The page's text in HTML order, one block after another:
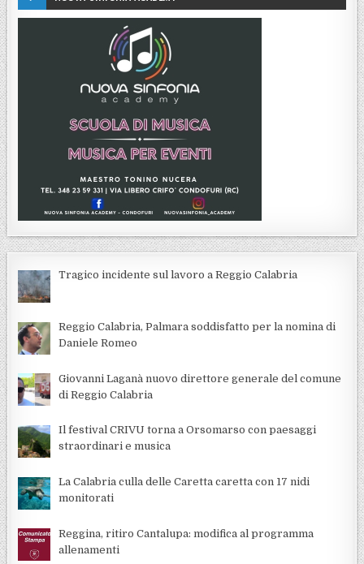
Tragico incidente sul lavoro a Reggio Calabria
Reggio Calabria, Palmara soddisfatto per la nomina di
Daniele Romeo
Giovanni Laganà nuovo direttore generale del comune
di Reggio Calabria
Il festival CRIVU torna a Orsomarso con paesaggi
straordinari e musica
La Calabria culla delle Caretta caretta con 17 nidi
monitorati
Reggina, ritiro Cantalupa: modifica al programma
allenamenti